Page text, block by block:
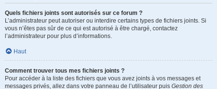
Quels fichiers joints sont autorisés sur ce forum ?
L’administrateur peut autoriser ou interdire certains types de fichiers joints. Si
vous n’êtes pas sûr de ce qui est autorisé à être chargé, contactez
l’administrateur pour plus d’informations.
Haut
Comment trouver tous mes fichiers joints ?
Pour accéder à la liste des fichiers que vous avez joints à vos messages et
messages privés, allez dans votre panneau de l’utilisateur puis Gestion des